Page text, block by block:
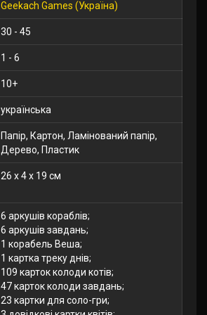
Geekach Games (Україна)
30 - 45
1 - 6
10+
українська
Папір, Картон, Ламінований папір,
Дерево, Пластик
26 x 4 x 19 см
6 аркушів кораблів;
6 аркушів завдань;
1 корабель Веша;
1 картка треку днів;
109 карток колоди котів;
47 карток колоди завдань;
23 картки для соло-гри;